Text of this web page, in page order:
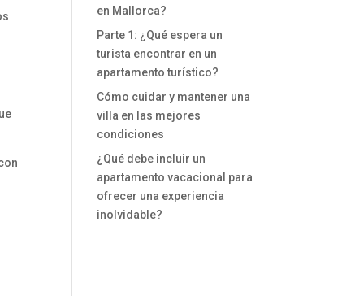
en Mallorca?
Parte 1: ¿Qué espera un
turista encontrar en un
apartamento turístico?
Cómo cuidar y mantener una
villa en las mejores
condiciones
¿Qué debe incluir un
apartamento vacacional para
ofrecer una experiencia
inolvidable?